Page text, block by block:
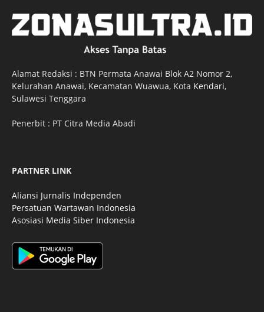
Alamat Redaksi : BTN Permata Anawai Blok A2 Nomor 2,
Kelurahan Anawai, Kecamatan Wuawua, Kota Kendari,
Sulawesi Tenggara
Penerbit : PT Citra Media Abadi
PARTNER LINK
Aliansi Jurnalis Independen
Persatuan Wartawan Indonesia
Asosiasi Media Siber Indonesia